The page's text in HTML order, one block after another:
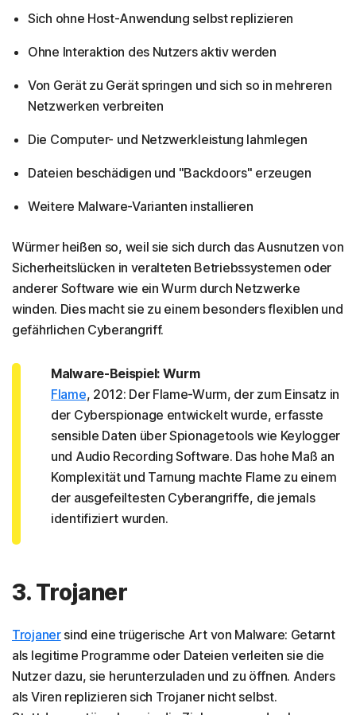
Sich ohne Host-Anwendung selbst replizieren
Ohne Interaktion des Nutzers aktiv werden
Von Gerät zu Gerät springen und sich so in mehreren
Netzwerken verbreiten
Die Computer- und Netzwerkleistung lahmlegen
Dateien beschädigen und "Backdoors" erzeugen
Weitere Malware-Varianten installieren
Würmer heißen so, weil sie sich durch das Ausnutzen von
Sicherheitslücken in veralteten Betriebssystemen oder
anderer Software wie ein Wurm durch Netzwerke
winden. Dies macht sie zu einem besonders flexiblen und
gefährlichen Cyberangriff.
Malware-Beispiel: Wurm
Flame, 2012: Der Flame-Wurm, der zum Einsatz in
der Cyberspionage entwickelt wurde, erfasste
sensible Daten über Spionagetools wie Keylogger
und Audio Recording Software. Das hohe Maß an
Komplexität und Tarnung machte Flame zu einem
der ausgefeiltesten Cyberangriffe, die jemals
identifiziert wurden.
3. Trojaner
Trojanersind eine trügerische Art von Malware: Getarnt
als legitime Programme oder Dateien verleiten sie die
Nutzer dazu, sie herunterzuladen und zu öffnen. Anders
als Viren replizieren sich Trojaner nicht selbst.